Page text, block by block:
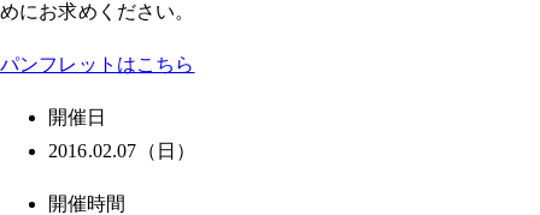
めにお求めください。
パンフレットはこちら
開催日
2016.02.07（日）
開催時間